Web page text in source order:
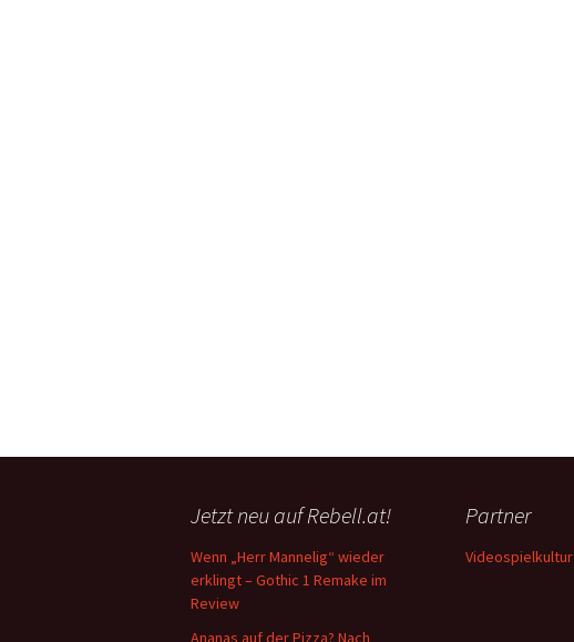
Jetzt neu auf Rebell.at!
Wenn „Herr Mannelig“ wieder
erklingt – Gothic 1 Remake im
Review
Ananas auf der Pizza? Nach
Partner
Videospielkultur